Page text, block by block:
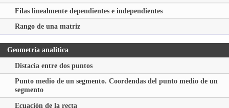
Filas linealmente dependientes e independientes
Rango de una matriz
Geometría analítica
Distacia entre dos puntos
Punto medio de un segmento. Coordendas del punto medio de un
segmento
Ecuación de la recta